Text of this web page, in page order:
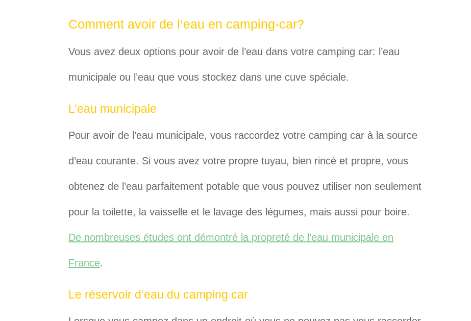
Comment avoir de l’eau en camping-car?
Vous avez deux options pour avoir de l’eau dans votre camping car: l’eau
municipale ou l’eau que vous stockez dans une cuve spéciale.
L’eau municipale
Pour avoir de l’eau municipale, vous raccordez votre camping car à la source
d’eau courante. Si vous avez votre propre tuyau, bien rincé et propre, vous
obtenez de l’eau parfaitement potable que vous pouvez utiliser non seulement
pour la toilette, la vaisselle et le lavage des légumes, mais aussi pour boire.
De nombreuses études ont démontré la propreté de l’eau municipale en
France.
Le réservoir d’eau du camping car